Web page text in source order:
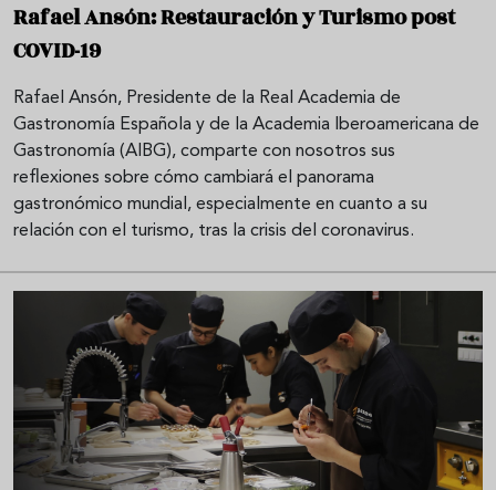
Rafael Ansón: Restauración y Turismo post
COVID-19
Rafael Ansón, Presidente de la Real Academia de
Gastronomía Española y de la Academia Iberoamericana de
Gastronomía (AIBG), comparte con nosotros sus
reflexiones sobre cómo cambiará el panorama
gastronómico mundial, especialmente en cuanto a su
relación con el turismo, tras la crisis del coronavirus.